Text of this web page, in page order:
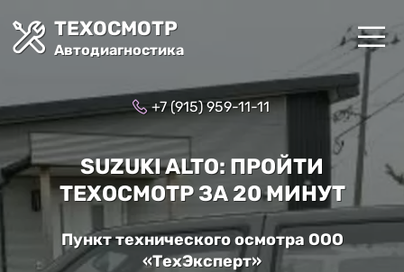
ТЕХОСМОТР
Автодиагностика
+7 (915) 959-11-11
SUZUKI ALTO: ПРОЙТИ
ТЕХОСМОТР ЗА 20 МИНУТ
Пункт технического осмотра ООО
«ТехЭксперт»